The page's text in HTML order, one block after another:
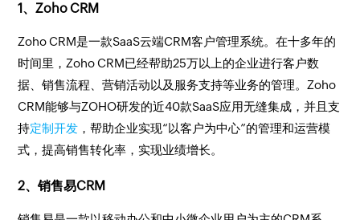
1、Zoho CRM
Zoho CRM是一款SaaS云端CRM客户管理系统。在十多年的
时间里，Zoho CRM已经帮助25万以上的企业进行客户数
据、销售流程、营销活动以及服务支持等业务的管理。Zoho
CRM能够与ZOHO研发的近40款SaaS应用无缝集成，并且支
持定制开发 ，帮助企业实现“以客户为中心”的管理和运营模
式，提高销售转化率，实现业绩增长。
2、销售易CRM